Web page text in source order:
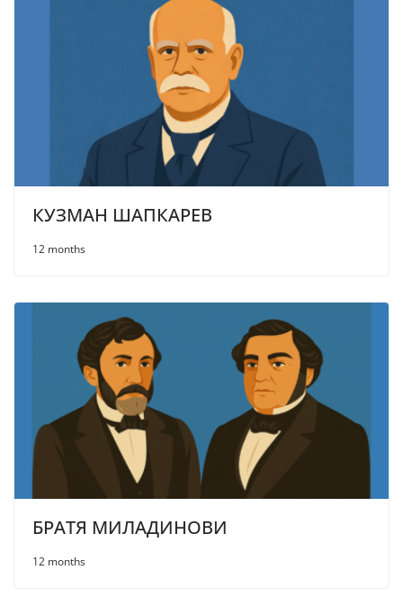
КУЗМАН ШАПКАРЕВ
12 months
БРАТЯ МИЛАДИНОВИ
12 months